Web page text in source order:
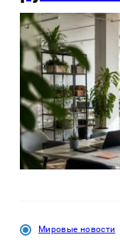
Мировые новости